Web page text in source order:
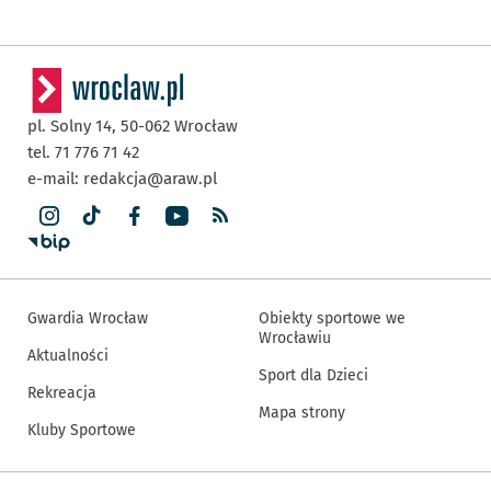
pl. Solny 14, 50-062 Wrocław
tel. 71 776 71 42
e-mail: redakcja@araw.pl
Gwardia Wrocław
Aktualności
Rekreacja
Kluby Sportowe
Obiekty sportowe we
Wrocławiu
Sport dla Dzieci
Mapa strony